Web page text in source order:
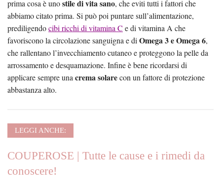
prima cosa è unostile di vita sano, che eviti tutti i fattori che
abbiamo citato prima. Si può poi puntare sull’alimentazione,
prediligendocibi ricchi di vitamina C e di vitamina A che
favoriscono la circolazione sanguigna e di Omega 3 e Omega 6,
che rallentano l’invecchiamento cutaneo e proteggono la pelle da
arrossamento e desquamazione. Infine è bene ricordarsi di
applicare sempre una crema solarecon un fattore di protezione
abbastanza alto.
LEGGI ANCHE:
COUPEROSE | Tutte le cause e i rimedi da
conoscere!